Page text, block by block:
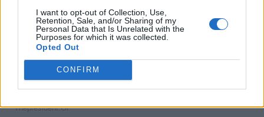
I want to opt-out of Collection, Use,
Retention, Sale, and/or Sharing of my
Personal Data that Is Unrelated with the
Purposes for which it was collected.
Opted Out
CONFIRM